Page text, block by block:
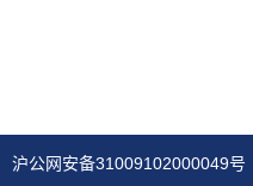
沪公网安备31009102000049号